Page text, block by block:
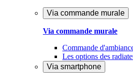
Via commande murale
Via commande murale
Commande
Les options des
Via smartphone